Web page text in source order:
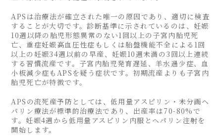
APSは治療法が確立された唯一の原因であり、適切に検査
することが大切です。診断基準に示されているのは、妊娠
10週以降の胎児形態異常のない1回以上の子宮内胎児死
亡、重症妊娠高血圧性症もしくは胎盤機能不全による1回
以上の妊娠34週以前の早産、妊娠10週未満の3回以上連続
する習慣流産です。子宮内胎児発育遅延、羊水過少症、血
小板減少症もAPSを疑う症状です。初期流産よりも子宮内
胎児死亡が特徴です。
APSの流死産予防としては、低用量アスピリン・未分画ヘ
パリン療法が標準的治療法であり、出産率は70-80%で
す。妊娠4週から低用量アスピリン内服とヘパリン注射を
開始します。